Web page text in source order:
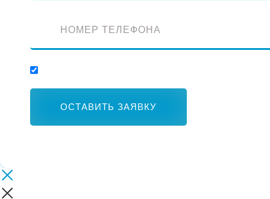
ОСТАВИТЬ ЗАЯВКУ